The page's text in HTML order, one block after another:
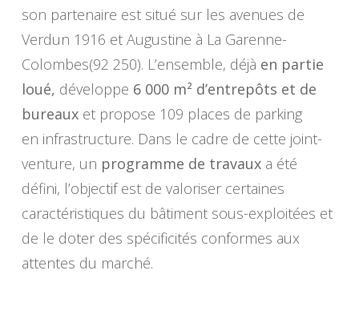
son partenaire est situé sur les avenues de
Verdun 1916 et Augustine à La Garenne-
Colombes(92 250). L’ensemble, déjà en partie
loué, développe 6 000 m² d’entrepôts et de
bureauxet propose 109 places de parking
en infrastructure. Dans le cadre de cette joint-
venture, un programme de travauxa été
défini, l’objectif est de valoriser certaines
caractéristiques du bâtiment sous-exploitées et
de le doter des spécificités conformes aux
attentes du marché.